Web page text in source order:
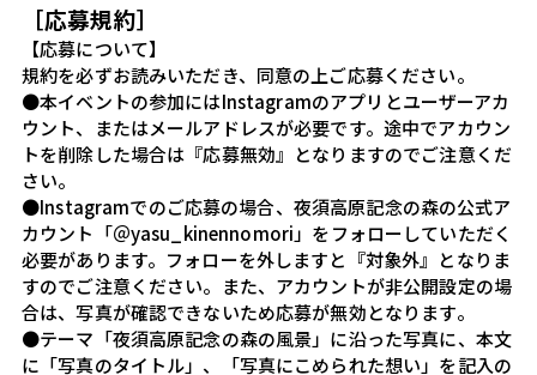
［応募規約］
【応募について】
規約を必ずお読みいただき、同意の上ご応募ください。
●本イベントの参加にはInstagramのアプリとユーザーアカ
ウント、またはメールアドレスが必要です。途中でアカウン
トを削除した場合は『応募無効』となりますのでご注意くだ
さい。
●Instagramでのご応募の場合、夜須高原記念の森の公式ア
カウント「＠yasu_kinennomori 」をフォローしていただく
必要があります。フォローを外しますと『対象外』となりま
すのでご注意ください。また、アカウントが非公開設定の場
合は、写真が確認できないため応募が無効となります。
●テーマ「夜須高原記念の森の風景」に沿った写真に、本文
に「写真のタイトル」、「写真にこめられた想い」を記入の